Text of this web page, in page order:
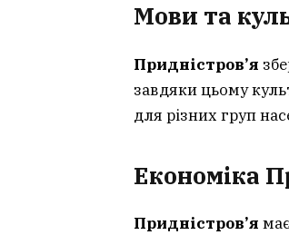
Мови та
Придністров’я
завдяки цьому
для різних груп
Економіка
Придністров’я